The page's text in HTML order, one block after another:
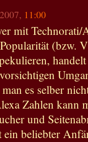
11:00
mit Technorati/
(bzw.
es selber
Zahlen kann
und
ein beliebter